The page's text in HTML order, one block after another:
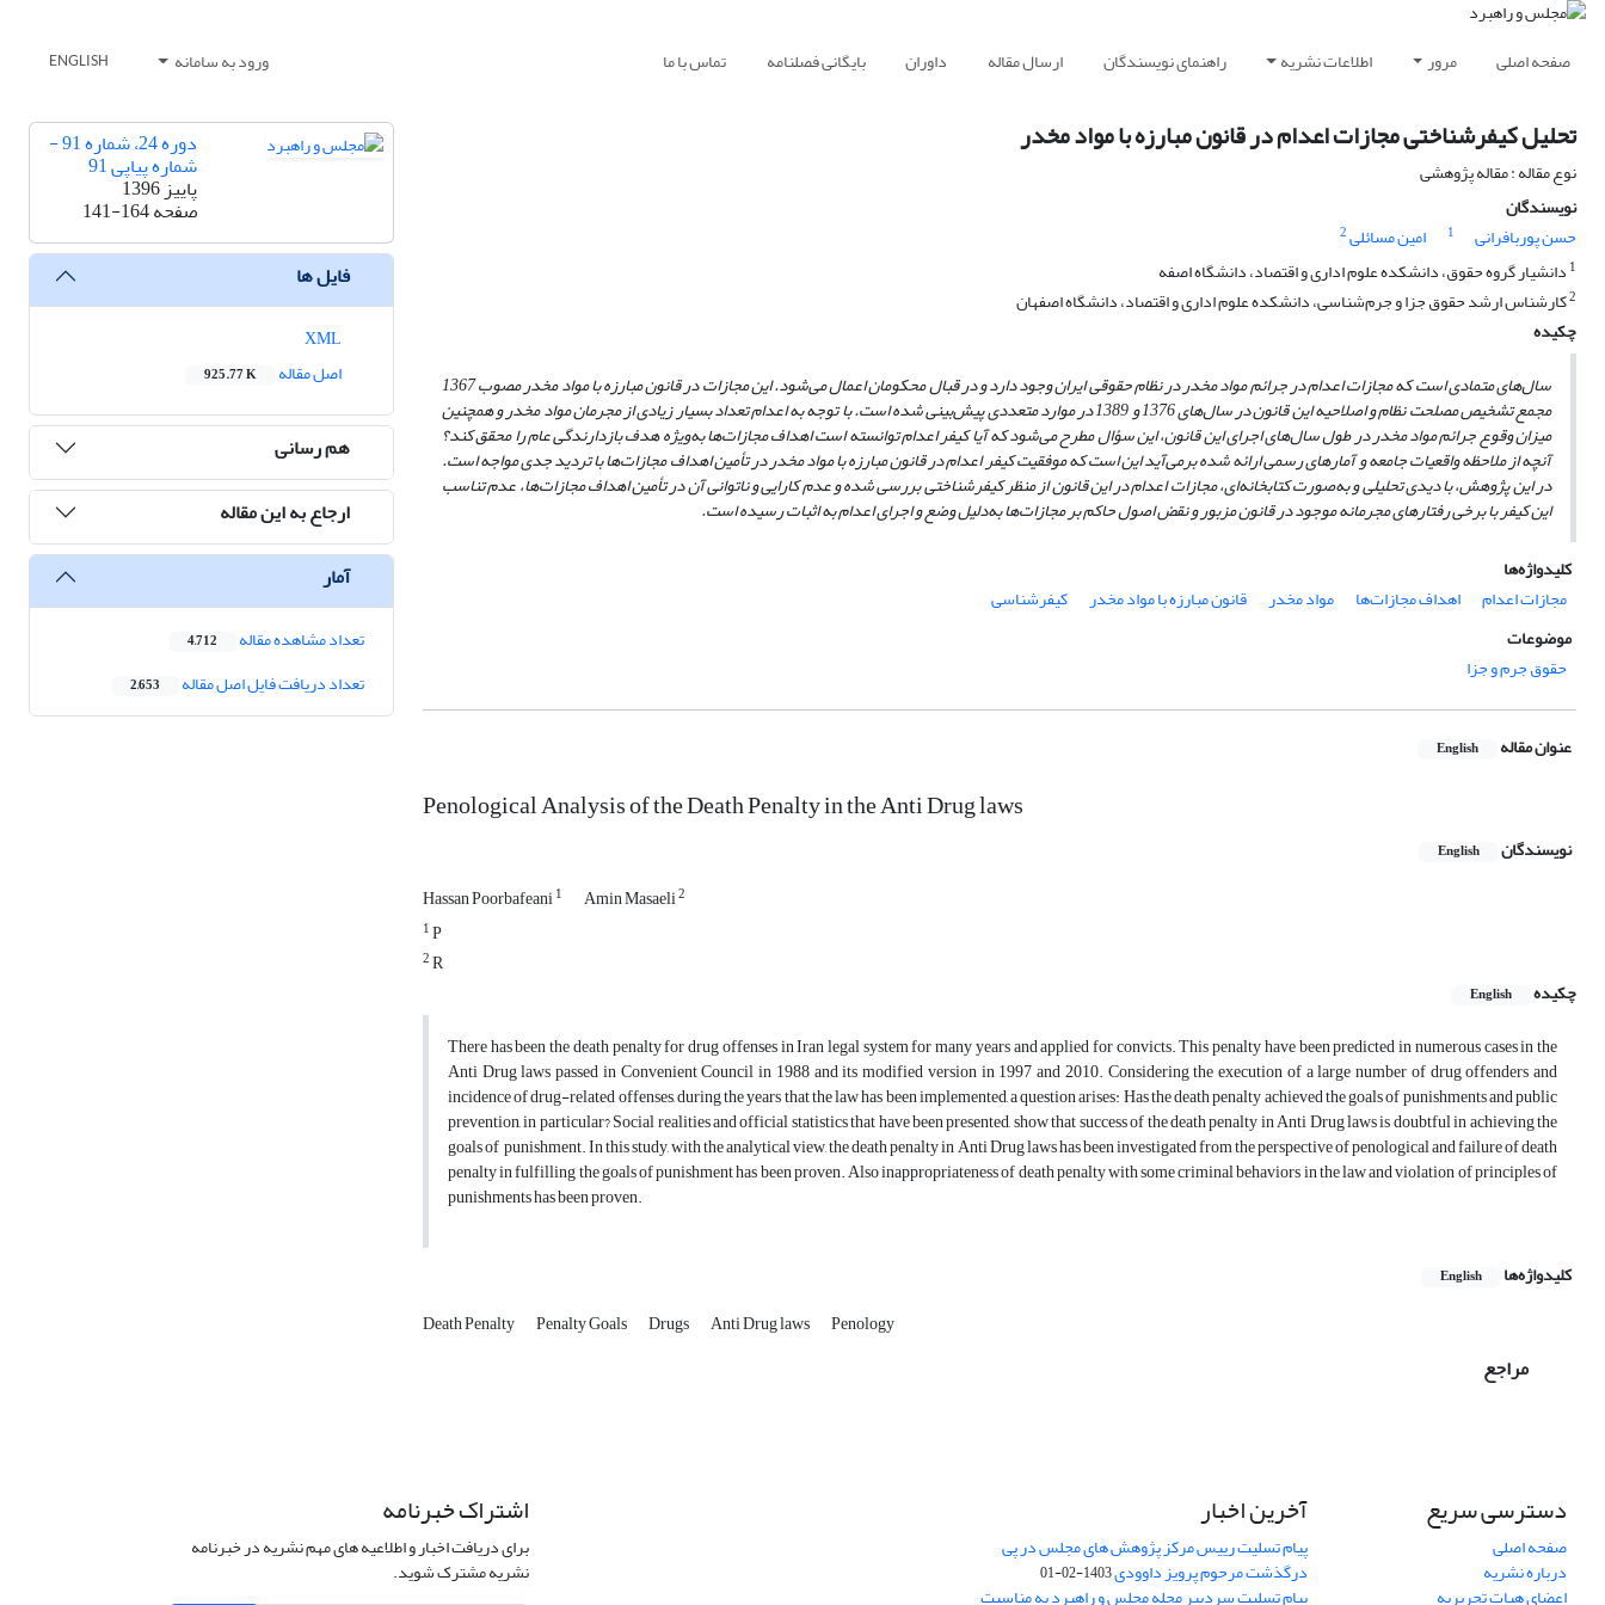
صفحه اصلی مرور اطلاعات نشریه راهنمای نویسندگان ارسال مقاله داوران بایگانی فصلنامه تماس با ما ورود به سامانه ENGLISH
تحلیل کیفرشناختی مجازات اعدام در قانون مبارزه با مواد مخدر
نوع مقاله : مقاله پژوهشی
نویسندگان
حسن پوربافرانی
1 امین مسائلی2
1 دانشیار گروه حقوق، دانشکده علوم اداری و اقتصاد، دانشگاه اصفه
2کارشناس ارشد حقوق جزا و جرم‌شناسی، دانشکده علوم اداری و اقتصاد، دانشگاه اصفهان
چکیده
سال‌های متمادی است که مجازات اعدام در جرائم مواد مخدر در نظام حقوقی ایران وجود دارد و در قبال محکومان اعمال می‌شود. این مجازات در قانون مبارزه با مواد مخدر مصوب 1367
مجمع تشخیص مصلحت نظام و اصلاحیه این قانون در سال‌های 1376 و 1389 در موارد متعددی پیش‌بینی شده است. با توجه به اعدام تعداد بسیار زیادی از مجرمان مواد مخدر و همچنین
میزان وقوع جرائم مواد مخدر در طول سال‌های اجرای این قانون، این سؤال مطرح می‌شود که آیا کیفر اعدام توانسته است اهداف مجازات‌ها به‌ویژه هدف بازدارندگی عام را محقق کند؟
آنچه از ملاحظه واقعیات جامعه و آمارهای رسمی ارائه شده برمی‌آید این است که موفقیت کیفر اعدام در قانون مبارزه با مواد مخدر در تأمین اهداف مجازات‌ها با تردید جدی مواجه است.
در این پژوهش، با دیدی تحلیلی و به‌صورت کتابخانه‌ای، مجازات اعدام در این قانون از منظر کیفرشناختی بررسی شده و عدم کارایی و ناتوانی آن در تأمین اهداف مجازات‌ها، عدم تناسب
این کیفر با برخی رفتارهای مجرمانه موجود در قانون مزبور و نقض اصول حاکم بر مجازات‌ها به‌دلیل وضع و اجرای اعدام به اثبات رسیده است.
کلیدواژه‌ها
مجازات اعدام
اهداف مجازات‌ها مواد مخدر قانون مبارزه با مواد مخدر
کیفرشناسی
موضوعات
حقوق جرم و جزا
عنوان مقاله English
Penological Analysis of the Death Penalty in the Anti Drug laws
نویسندگان English
Hassan Poorbafeani1 Amin Masaeli2
1P
2R
چکیده
English
There has been the death penalty for drug offenses in Iran legal system for many years and applied for convicts. This penalty have been predicted in numerous cases in the
Anti Drug laws passed in Convenient Council in 1988 and its modified version in 1997 and 2010. Considering the execution of a large number of drug offenders and
incidence of drug-related offenses, during the years that the law has been implemented, a question arises: Has the death penalty achieved the goals of punishments and public
prevention, in particular? Social realities and official statistics that have been presented, show that success of the death penalty in Anti Drug laws is doubtful in achieving the
goals of punishment. In this study, with the analytical view, the death penalty in Anti Drug laws has been investigated from the perspective of penological and failure of death
penalty in fulfilling the goals of punishment has been proven. Also inappropriateness of death penalty with some criminal behaviors in the law and violation of principles of
punishments has been proven.
کلیدواژه‌ها English
Death Penalty Penalty Goals Drugs Anti Drug laws Penology
مراجع
دوره 24، شماره 91 -
شماره پیاپی 91
پاییز 1396
صفحه141-164
فایل ها
اصل مقاله
925.77 K
هم رسانی
ارجاع به این مقاله
آمار
تعداد مشاهده مقاله 4,712
تعداد دریافت فایل اصل مقاله 2,653
دسترسی سریع
صفحه اصلی
درباره نشریه
اعضای هیات تحریریه
آخرین اخبار
پیام تسلیت رییس مرکز پژوهش های مجلس در پی
درگذشت مرحوم پرویز داوودی1403-02-01
پیام تسلیت سردبیر مجله مجلس و راهبرد به مناسبت
اشتراک خبرنامه
برای دریافت اخبار و اطلاعیه های مهم نشریه در خبرنامه
نشریه مشترک شوید.